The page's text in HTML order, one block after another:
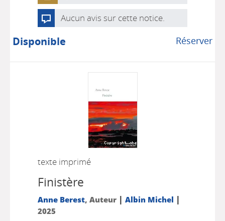
Aucun avis sur cette notice.
Réserver
Disponible
texte imprimé
Finistère
Anne Berest, Auteur | Albin Michel |
2025